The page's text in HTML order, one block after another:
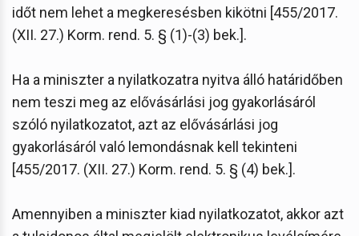
időt nem lehet a megkeresésben kikötni [455/2017.
(XII. 27.) Korm. rend. 5. § (1)-(3) bek.].
Ha a miniszter a nyilatkozatra nyitva álló határidőben
nem teszi meg az elővásárlási jog gyakorlásáról
szóló nyilatkozatot, azt az elővásárlási jog
gyakorlásáról való lemondásnak kell tekinteni
[455/2017. (XII. 27.) Korm. rend. 5. § (4) bek.].
Amennyiben a miniszter kiad nyilatkozatot, akkor azt